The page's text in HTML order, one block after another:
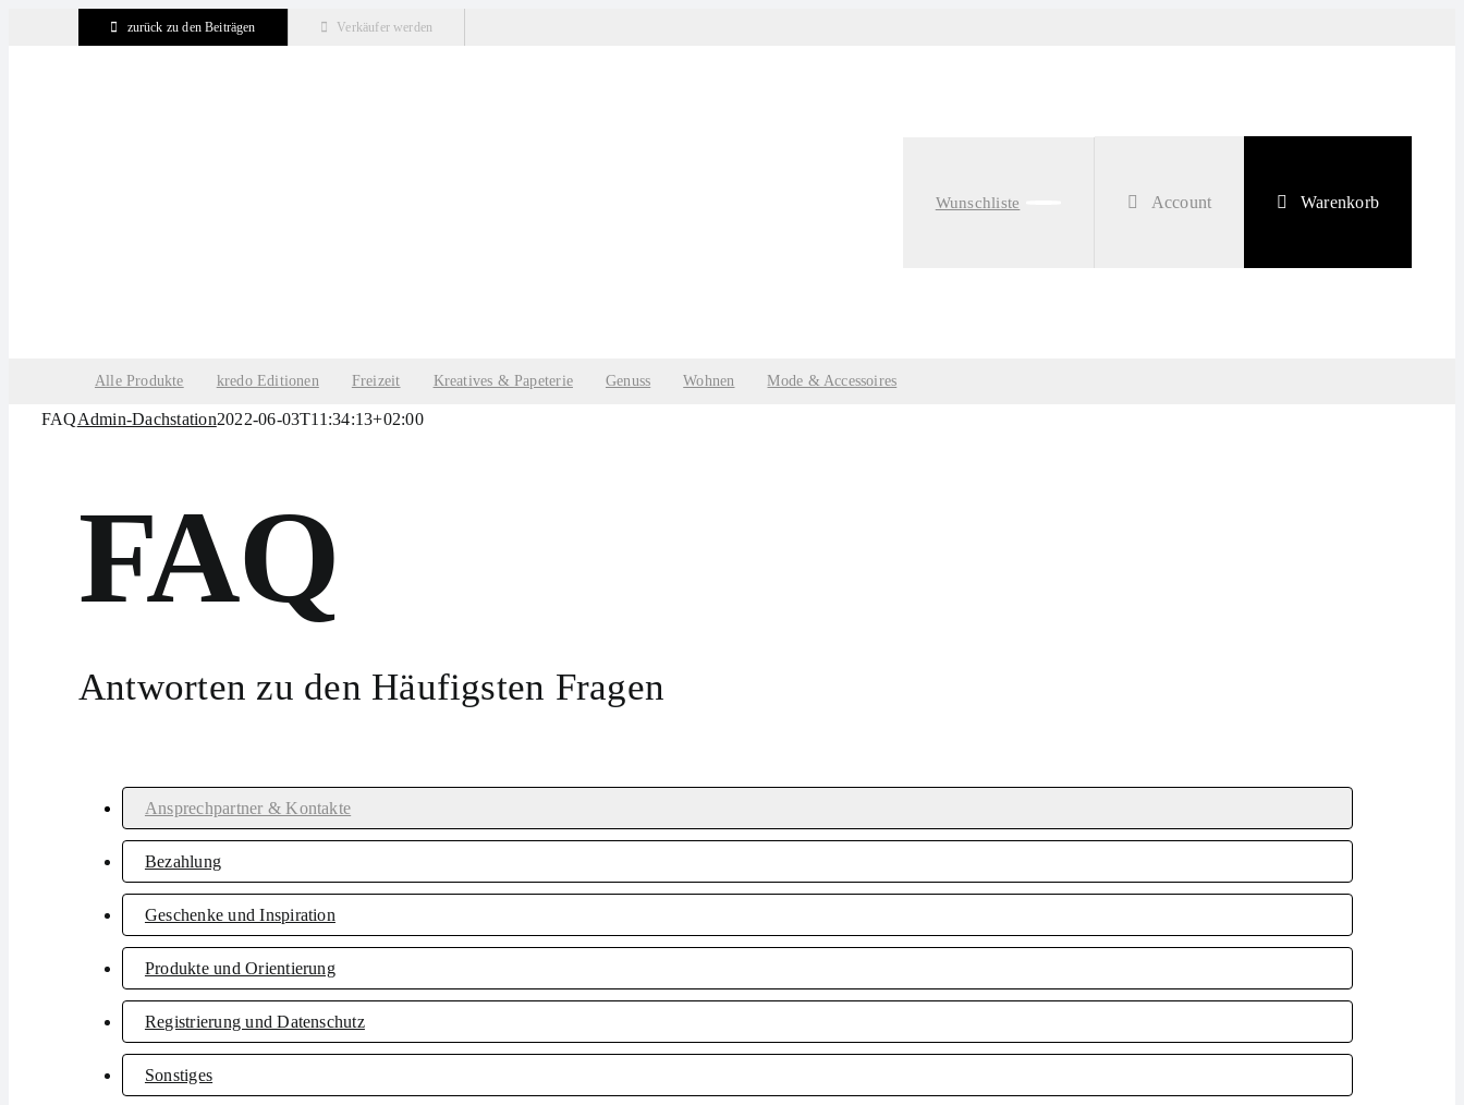
zurück zu den Beiträgen Verkäufer werden
Wunschliste Account Warenkorb
Alle Produkte kredo Editionen Freizeit Kreatives & Papeterie Genuss Wohnen Mode & Accessoires
FAQAdmin-Dachstation2022-06-03T11:34:13+02:00
FAQ
Antworten zu den Häufigsten Fragen
Ansprechpartner & Kontakte
Bezahlung
Geschenke und Inspiration
Produkte und Orientierung
Registrierung und Datenschutz
Sonstiges